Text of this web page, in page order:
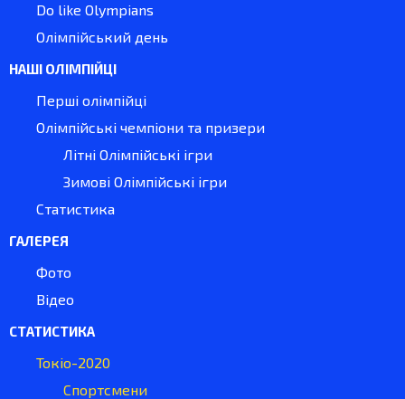
Do like Olympians
Олімпійський день
НАШІ ОЛІМПІЙЦІ
Перші олімпійці
Олімпійські чемпіони та призери
Літні Олімпійські ігри
Зимові Олімпійські ігри
Статистика
ГАЛЕРЕЯ
Фото
Відео
СТАТИСТИКА
Токіо-2020
Спортсмени